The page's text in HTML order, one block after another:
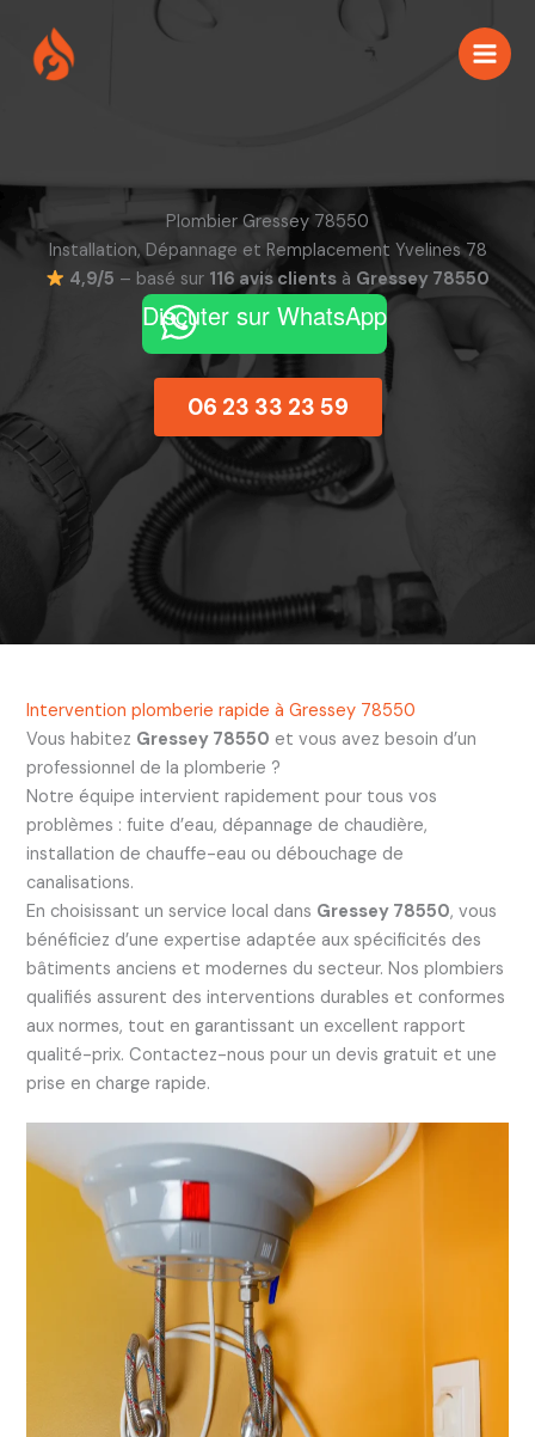
contenu
Plombier Gressey 78550
Installation, Dépannage et Remplacement Yvelines 78
4,9/5 – basé sur 116 avis clients à Gressey 78550
Discuter sur WhatsApp
06 23 33 23 59
Intervention plomberie rapide à Gressey 78550
Vous habitez Gressey 78550 et vous avez besoin d’un
professionnel de la plomberie ?
Notre équipe intervient rapidement pour tous vos
problèmes : fuite d’eau, dépannage de chaudière,
installation de chauffe-eau ou débouchage de
canalisations.
En choisissant un service local dans Gressey 78550, vous
bénéficiez d’une expertise adaptée aux spécificités des
bâtiments anciens et modernes du secteur. Nos plombiers
qualifiés assurent des interventions durables et conformes
aux normes, tout en garantissant un excellent rapport
qualité-prix. Contactez-nous pour un devis gratuit et une
prise en charge rapide.